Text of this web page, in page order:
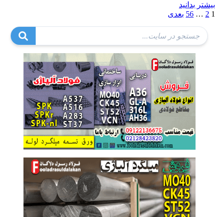
بیشتر بدانید
صفحه‌بندی
نوشته‌ها
1
2
…
56 بعدی